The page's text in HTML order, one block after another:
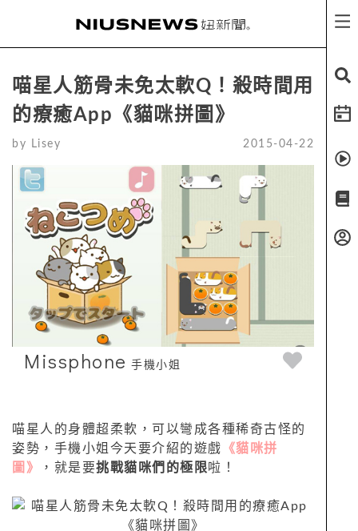
喵星人筋骨未免太軟Q！殺時間用
的療癒App《貓咪拼圖》
by Lisey 2015-04-22
Missphone 手機小姐
喵星人的身體超柔軟，可以彎成各種稀奇古怪的
姿勢，手機小姐今天要介紹的遊戲 《貓咪拼
圖》
，就是要挑戰貓咪們的極限啦！